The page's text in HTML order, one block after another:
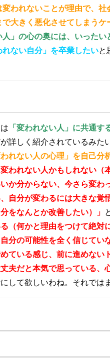
われないことが理由で、社
大きく悪化させてしまうケ
」の心の奥には、いったい
れない自分」を卒業したいと
「変われない人」に共通
詳しく紹介されているみた
われない人の心理」を自己分
われない人かもしれない（
か分からない、今さら変わ
自分が変わるには大きな覚
をなんとか改善したい）」
（何かと理由をつけて絶対
分の可能性を全く信じてい
ている感じ、前に進めない
丈夫だと本気で思っている、
して欲しいわね。それでは